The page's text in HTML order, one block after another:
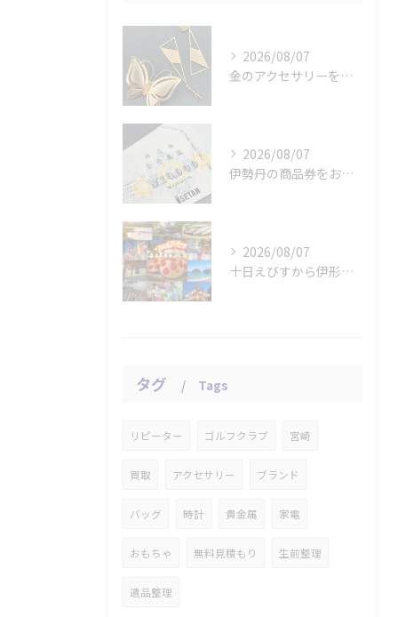
2026/08/07
金のアクセサリーをお買取りさせていただきました。
2026/08/07
伊勢丹の商品券をお買取りさせていただきました。
2026/08/07
十日えびすから伊形花笠踊りへ、延岡の年中行事
タグ Tags
リピーター ゴルフクラブ 宮崎
買取 アクセサリー ブランド
バッグ 時計 貴金属 家電
おもちゃ 無料見積もり 生前整理
遺品整理